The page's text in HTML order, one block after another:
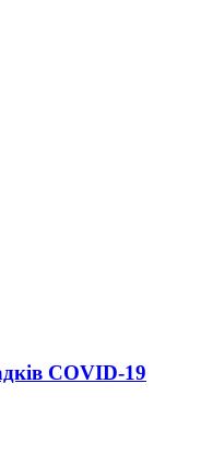
COVID-19